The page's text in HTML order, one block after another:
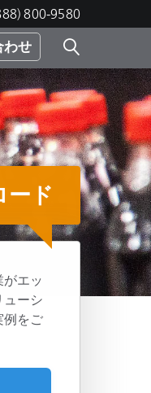
800-9580
わせ
ード
エッ
ューシ
例をご